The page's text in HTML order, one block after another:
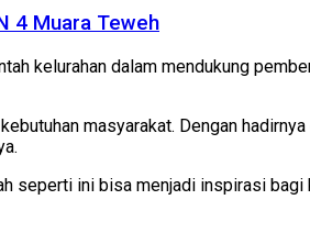
4 Muara Teweh
kelurahan dalam mendukung
masyarakat. Dengan
seperti ini bisa menjadi inspirasi